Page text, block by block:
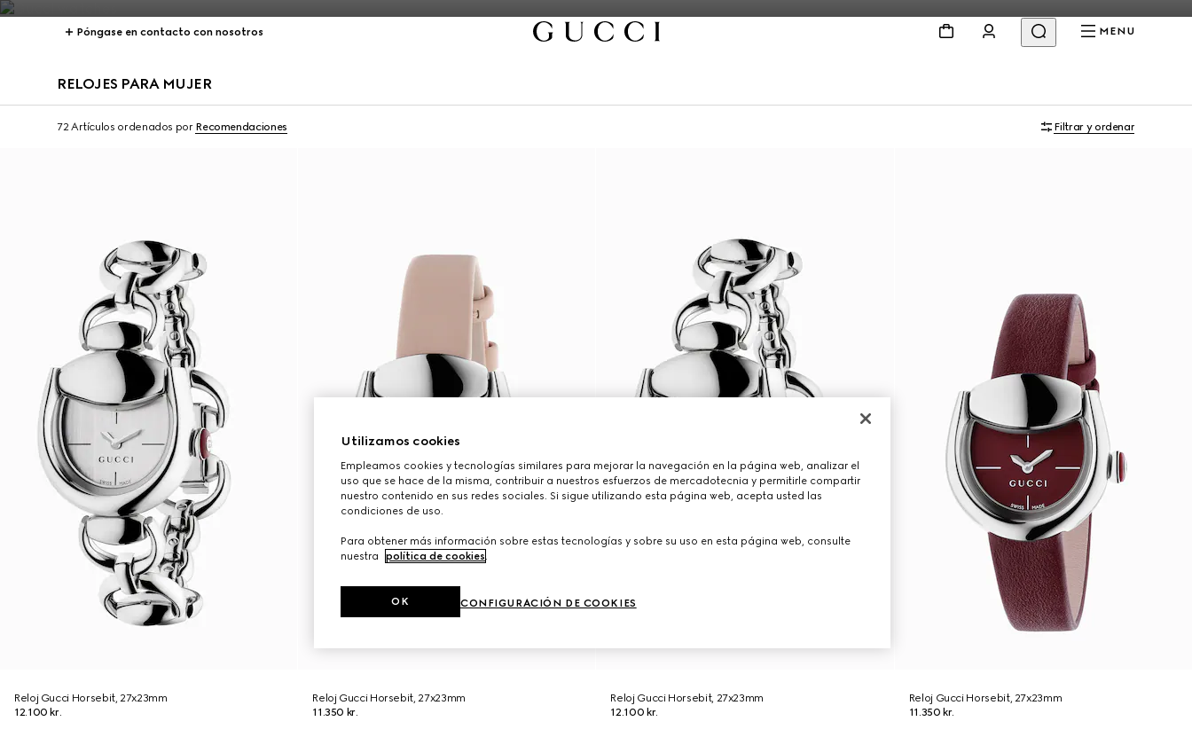
Póngase en contacto con nosotros MENU
RELOJES PARA MUJER
72 Artículos ordenados por Recomendaciones Filtrar y ordenar
Reloj Gucci Horsebit, 27x23mm
12.100 kr.
Reloj Gucci Horsebit, 27x23mm
11.350 kr.
Reloj Gucci Horsebit, 27x23mm
12.100 kr.
Reloj Gucci Horsebit, 27x23mm
11.350 kr.
Utilizamos cookies
Empleamos cookies y tecnologías similares para mejorar la navegación en la página web, analizar el
uso que se hace de la misma, contribuir a nuestros esfuerzos de mercadotecnia y permitirle compartir
nuestro contenido en sus redes sociales. Si sigue utilizando esta página web, acepta usted las
condiciones de uso.
Para obtener más información sobre estas tecnologías y sobre su uso en esta página web, consulte
nuestra
política de cookies.
CONFIGURACIÓN DE COOKIES
OK